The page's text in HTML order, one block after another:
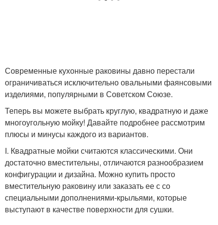
Современные кухонные раковины давно перестали
ограничиваться исключительно овальными фаянсовыми
изделиями, популярными в Советском Союзе.
Теперь вы можете выбрать круглую, квадратную и даже
многоугольную мойку! Давайте подробнее рассмотрим
плюсы и минусы каждого из вариантов.
I. Квадратные мойки считаются классическими. Они
достаточно вместительны, отличаются разнообразием
конфигурации и дизайна. Можно купить просто
вместительную раковину или заказать ее с со
специальными дополнениями-крыльями, которые
выступают в качестве поверхности для сушки.